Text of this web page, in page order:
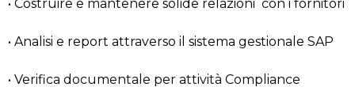
• Costruire e mantenere solide relazioni con i fornitori
• Analisi e report attraverso il sistema gestionale SAP
• Verifica documentale per attività Compliance